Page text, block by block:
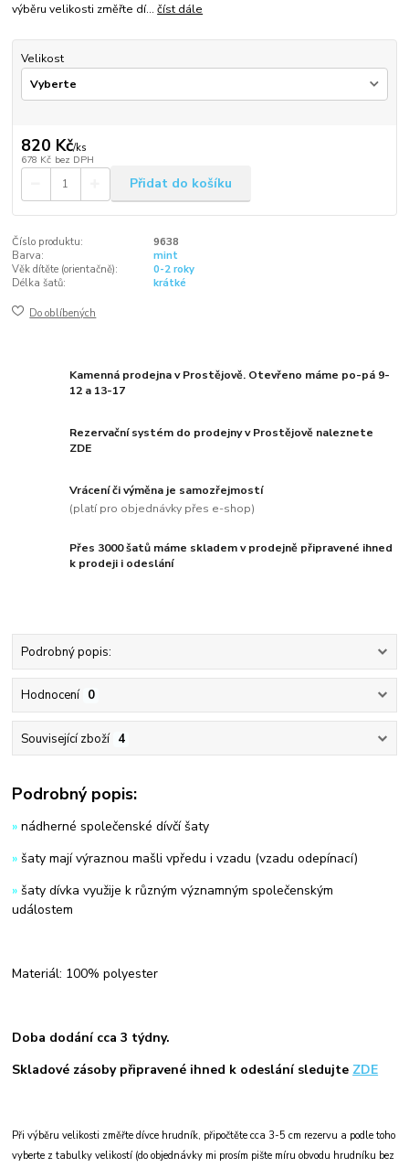
výběru velikosti změřte dí...číst dále
Velikost
820 Kč/ks
678 Kč bez DPH
Přidat do košíku
Číslo produktu:
9638
Barva:
mint
Věk dítěte (orientačně):
0-2 roky
Délka šatů:
krátké
Do oblíbených
Kamenná prodejna v Prostějově. Otevřeno máme po-pá 9-
12 a 13-17
Rezervační systém do prodejny v Prostějově naleznete
ZDE
Vrácení či výměna je samozřejmostí
(platí pro objednávky přes e-shop)
Přes 3000 šatů máme skladem v prodejně připravené ihned
k prodeji i odeslání
Podrobný popis:
Hodnocení 0
Související zboží 4
Podrobný popis:
»nádherné společenské dívčí šaty
»šaty mají výraznou mašli vpředu i vzadu (vzadu odepínací)
»šaty dívka využije k různým významným společenským
událostem
Materiál: 100% polyester
Doba dodání cca 3 týdny.
Skladové zásoby připravené ihned k odeslání sledujte ZDE
Při výběru velikosti změřte dívce hrudník, připočtěte cca 3-5 cm rezervu a podle toho
vyberte z tabulky velikostí (do objednávky mi prosím pište míru obvodu hrudníku bez